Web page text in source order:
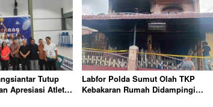
Tutup
Apresiasi Atlet
Labfor Polda Sumut Olah TKP
Kebakaran Rumah Didampingi